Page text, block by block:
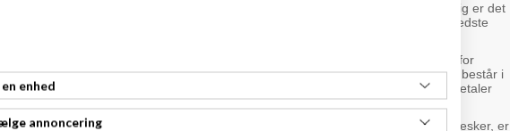
4). Den du taler med vil jo naturligvis altid mene at det selskab han viser dig er det
bedste - det ville da være dumt at arbejde med LR hvis du mener at der bedste
5). Man skal aldrig betale for noget så åndsvagt tidsspilds som at arbejde for
nogen. I MLM arbejder du for dig selv i din egen foretning. Din investering består i
at købe produkter til eget forbrug, plus evt. nogle få demo varer. Hvis du betaler
anseeligt mere end det er det ulovligt !
6). Brug hverdagen på at komme ud og møde en masse spændene mennesker, er
enhed
annoncering